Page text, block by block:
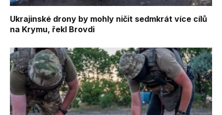
Ukrajinské drony by mohly ničit sedmkrát více cílů
na Krymu, řekl Brovdi